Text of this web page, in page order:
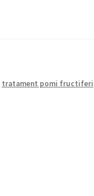
tratament pomi fructiferi